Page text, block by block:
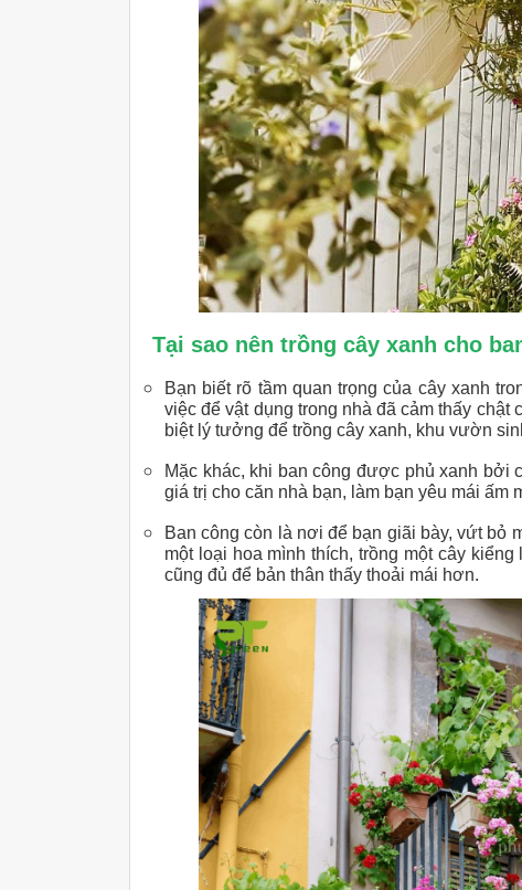
Tại sao nên trồng cây xanh cho
Bạn biết rõ tầm quan trọng của cây xanh
việc để vật dụng trong nhà đã cảm thấy
biệt lý tưởng để trồng cây xanh, khu vườn
Mặc khác, khi ban công được phủ xanh bởi
giá trị cho căn nhà bạn, làm bạn yêu mái
Ban công còn là nơi để bạn giãi bày, vứt bỏ
một loại hoa mình thích, trồng một cây
cũng đủ để bản thân thấy thoải mái hơn.